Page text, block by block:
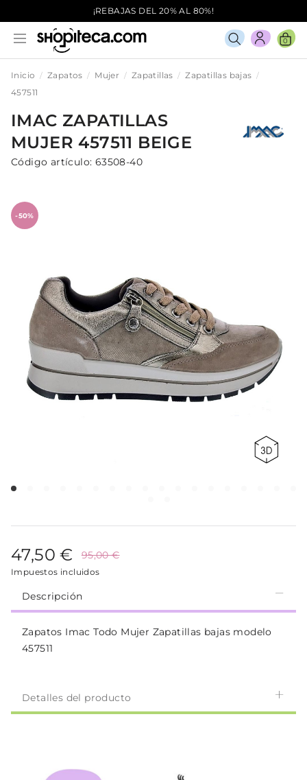
¡REBAJAS DEL 20% AL 80%!
0
Inicio Zapatos Mujer Zapatillas
Zapatillas bajas
457511
IMAC ZAPATILLAS
MUJER457511 BEIGE
Código artículo: 63508-40
-50%
47,50 € 95,00 €
Impuestos incluidos
Descripción
Zapatos Imac Todo Mujer Zapatillas bajas modelo
457511
Detalles del producto